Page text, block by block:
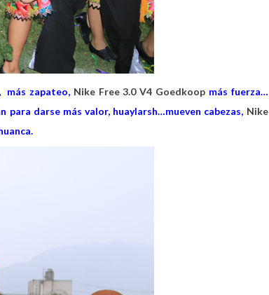
más zapateo, Nike Free 3.0 V4 Goedkoopmás fuerza…
darse más valor, huaylarsh…mueven cabezas, Nike